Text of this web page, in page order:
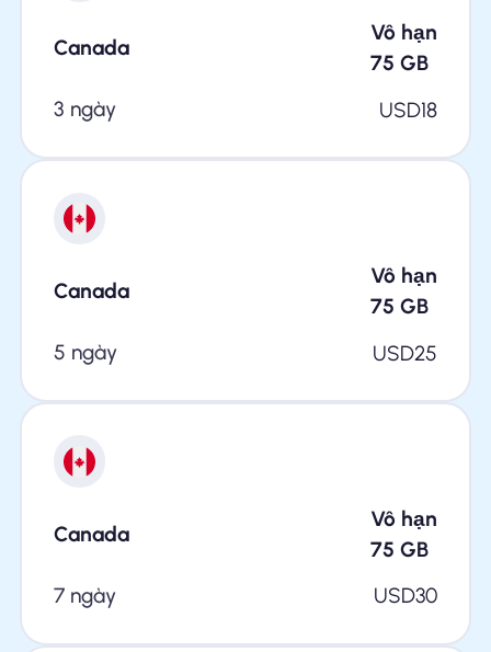
Canada
Vô hạn
75 GB
3 ngày
USD18
Canada
Vô hạn
75 GB
5 ngày
USD25
Canada
Vô hạn
75 GB
7 ngày
USD30